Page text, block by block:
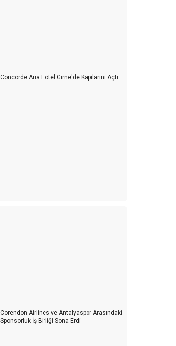
Concorde Aria Hotel Girne'de Kapılarını Açtı
Corendon Airlines ve Antalyaspor Arasındaki
Sponsorluk İş Birliği Sona Erdi